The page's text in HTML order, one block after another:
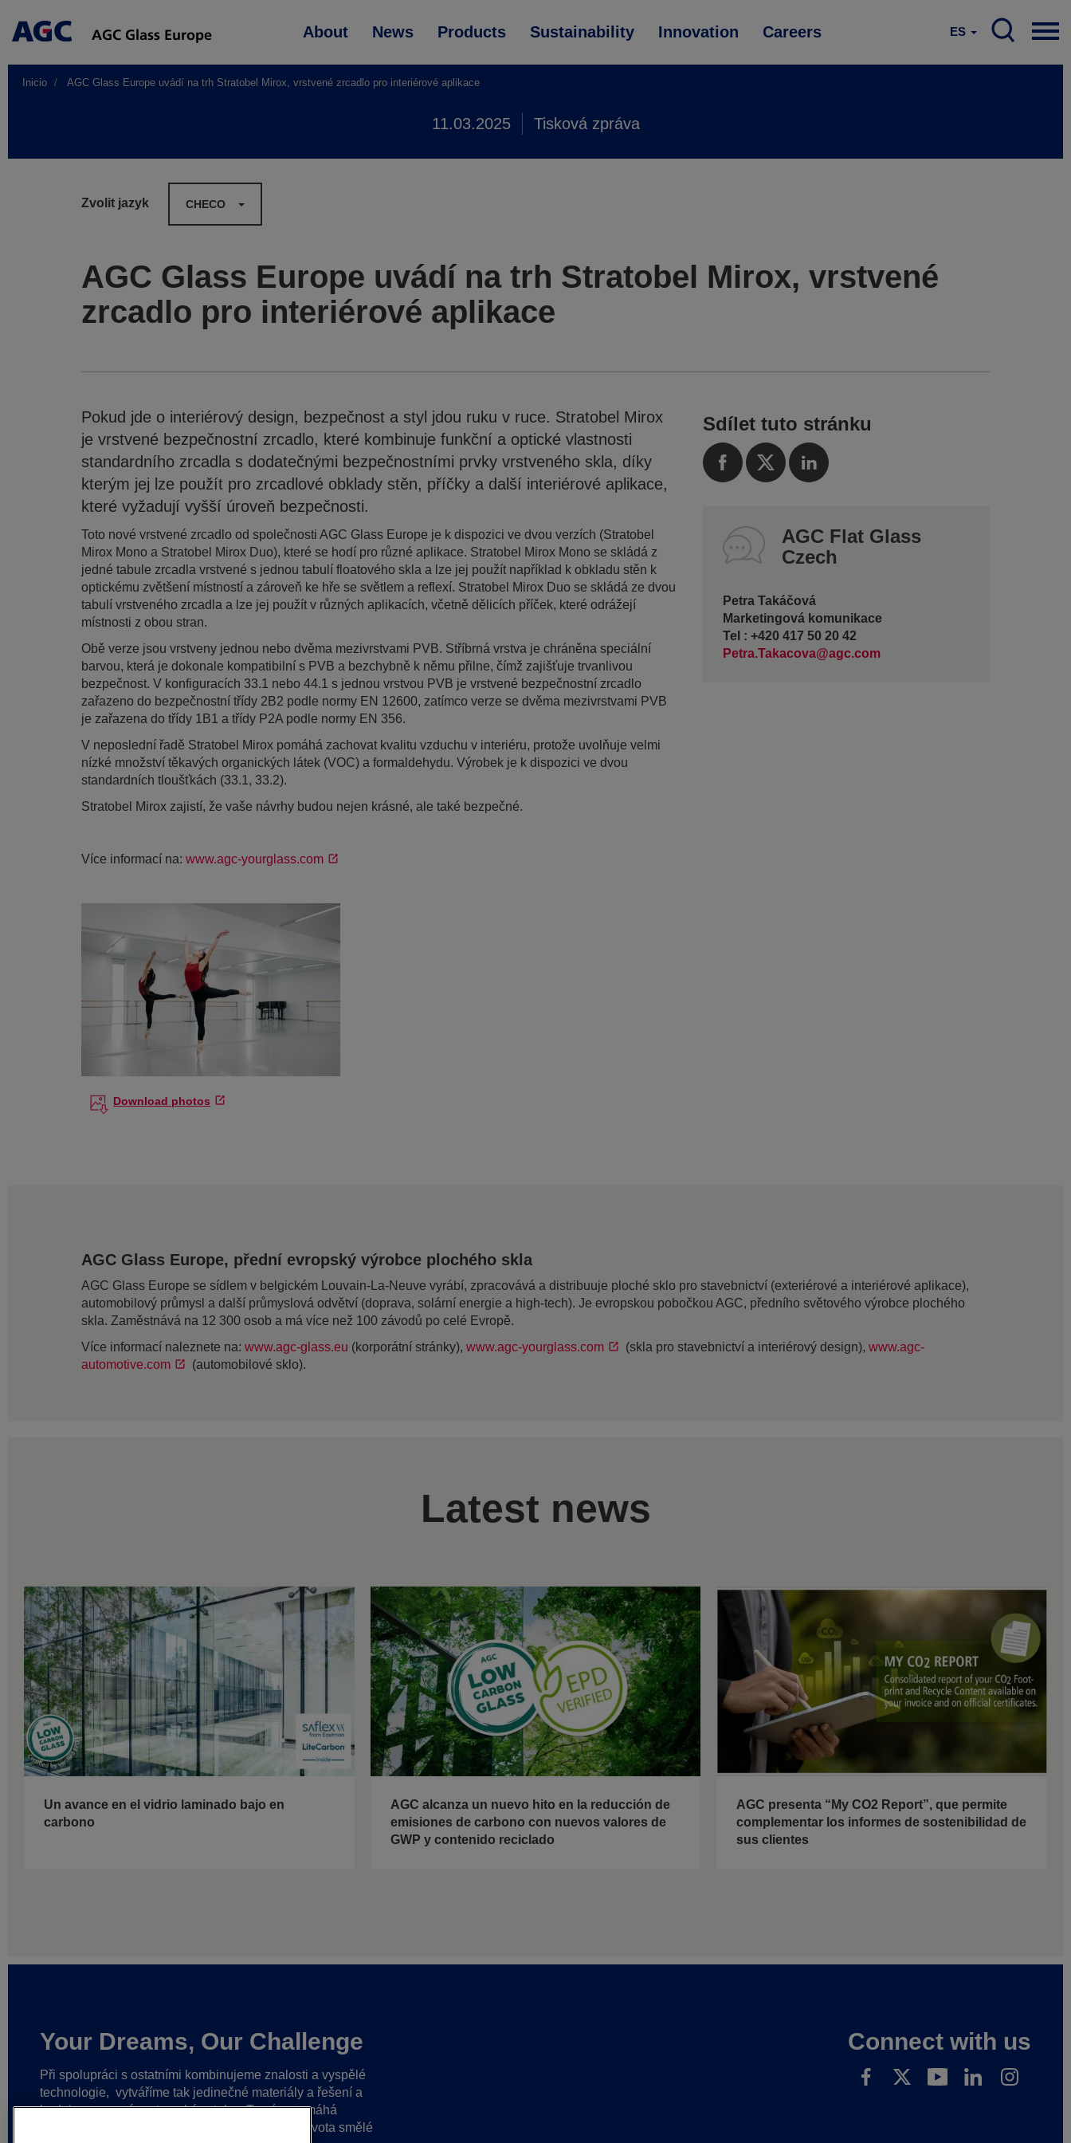
Main
About News Products Sustainability Innovation Careers ES
Inicio AGC Glass Europe uvádí na trh Stratobel Mirox, vrstvené zrcadlo pro interiérové aplikace
11.03.2025 Tisková zpráva
Zvolit jazyk CHECO
AGC Glass Europe uvádí na trh Stratobel Mirox, vrstvené
zrcadlo pro interiérové aplikace
Pokud jde o interiérový design, bezpečnost a styl jdou ruku v ruce. Stratobel Mirox
je vrstvené bezpečnostní zrcadlo, které kombinuje funkční a optické vlastnosti
standardního zrcadla s dodatečnými bezpečnostními prvky vrstveného skla, díky
kterým jej lze použít pro zrcadlové obklady stěn, příčky a další interiérové aplikace,
které vyžadují vyšší úroveň bezpečnosti.
Toto nové vrstvené zrcadlo od společnosti AGC Glass Europe je k dispozici ve dvou verzích (Stratobel
Mirox Mono a Stratobel Mirox Duo), které se hodí pro různé aplikace. Stratobel Mirox Mono se skládá z
jedné tabule zrcadla vrstvené s jednou tabulí floatového skla a lze jej použít například k obkladu stěn k
optickému zvětšení místností a zároveň ke hře se světlem a reflexí. Stratobel Mirox Duo se skládá ze dvou
tabulí vrstveného zrcadla a lze jej použít v různých aplikacích, včetně dělicích příček, které odrážejí
místnosti z obou stran.
Obě verze jsou vrstveny jednou nebo dvěma mezivrstvami PVB. Stříbrná vrstva je chráněna speciální
barvou, která je dokonale kompatibilní s PVB a bezchybně k němu přilne, čímž zajišťuje trvanlivou
bezpečnost. V konfiguracích 33.1 nebo 44.1 s jednou vrstvou PVB je vrstvené bezpečnostní zrcadlo
zařazeno do bezpečnostní třídy 2B2 podle normy EN 12600, zatímco verze se dvěma mezivrstvami PVB
je zařazena do třídy 1B1 a třídy P2A podle normy EN 356.
V neposlední řadě Stratobel Mirox pomáhá zachovat kvalitu vzduchu v interiéru, protože uvolňuje velmi
nízké množství těkavých organických látek (VOC) a formaldehydu. Výrobek je k dispozici ve dvou
standardních tloušťkách (33.1, 33.2).
Stratobel Mirox zajistí, že vaše návrhy budou nejen krásné, ale také bezpečné.
Více informací na: www.agc-yourglass.com
Download photos
Sdílet tuto stránku
AGC Flat Glass
Czech
Petra Takáčová
Marketingová komunikace
Tel : +420 417 50 20 42
Petra.Takacova@agc.com
AGC Glass Europe, přední evropský výrobce plochého skla
AGC Glass Europe se sídlem v belgickém Louvain-La-Neuve vyrábí, zpracovává a distribuuje ploché sklo pro stavebnictví (exteriérové a interiérové aplikace),
automobilový průmysl a další průmyslová odvětví (doprava, solární energie a high-tech). Je evropskou pobočkou AGC, předního světového výrobce plochého
skla. Zaměstnává na 12 300 osob a má více než 100 závodů po celé Evropě.
Více informací naleznete na: www.agc-glass.eu (korporátní stránky), www.agc-yourglass.com (skla pro stavebnictví a interiérový design), www.agc-
automotive.com
(automobilové sklo).
Latest news
Un avance en el vidrio laminado bajo en
carbono
AGC alcanza un nuevo hito en la reducción de
emisiones de carbono con nuevos valores de
GWP y contenido reciclado
AGC presenta “My CO2 Report”, que permite
complementar los informes de sostenibilidad de
sus clientes
Your Dreams, Our Challenge
Při spolupráci s ostatními kombinujeme znalosti a vyspělé
technologie, vytváříme tak jedinečné materiály a řešení a
budujeme pevné partnerské vztahy.To nám pomáhá
a uvádět do života smělé
Connect with us